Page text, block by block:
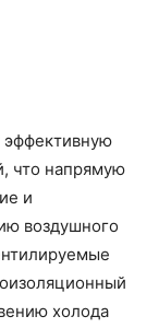
что напрямую
и
воздушного
холода